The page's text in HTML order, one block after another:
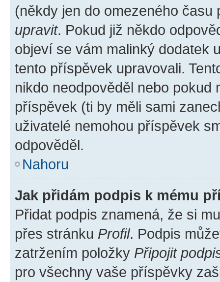
(někdy jen do omezeného
upravit. Pokud již někdo
objeví se vám malinký dodatek
tento příspěvek upravovali.
nikdo neodpověděl nebo pokud
příspěvek (ti by měli sami
uživatelé nemohou příspěvek
odpověděl.
Nahoru
Jak přidám podpis k mému
Přidat podpis znamená, že si
přes stránku Profil. Podpis
zatržením položky Připojit
pro všechny vaše příspěvky